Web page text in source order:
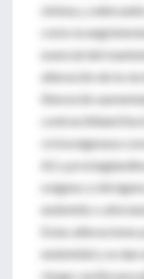
sintasa, y
como la
esencial del
alteración de la
liberación
contractilidad
ciclooxigenasa
A2 y
oxígeno y
endotelio o
Estas
endotelial y se dan
riesgo